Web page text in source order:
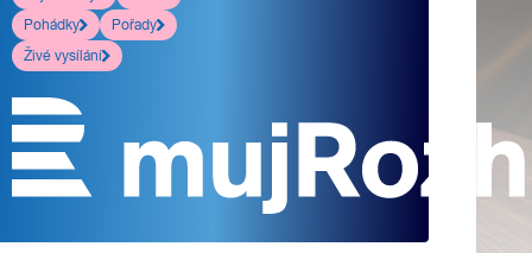
Pohádky
Pořady
Živé vysílání